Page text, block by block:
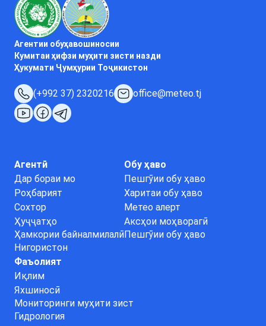
Агентии обуҳавошиносии
Кумитаи ҳифзи муҳити зисти назди
Ҳукумати Ҷумҳурии Тоҷикистон
(+992 37) 2320216 office@meteo.tj
Агентӣ
Дар бораи мо
Роҳбарият
Сохтор
Ҳуҷҷатҳо
Ҳамкории байналмилалӣ
Нигористон
Обу ҳаво
Пешгӯии обу ҳаво
Харитаи обу ҳаво
Метео алерт
Аксҳои моҳворагӣ
Пешгӯии обу ҳаво
Фаъолият
Иқлим
Яхшиносӣ
Мониторинги муҳити зист
Гидрология